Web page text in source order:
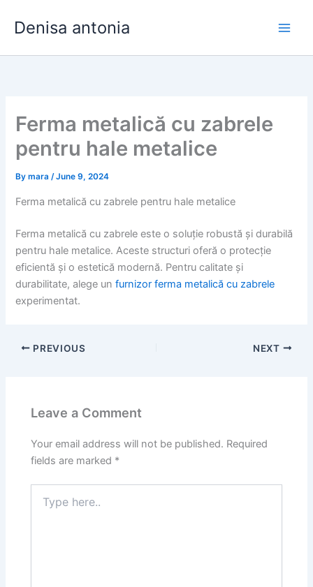
Denisa antonia
Ferma metalică cu zabrele
pentru hale metalice
Bymara/June 9, 2024
Ferma metalică cu zabrele pentru hale metalice
Ferma metalică cu zabrele este o soluție robustă și durabilă
pentru hale metalice. Aceste structuri oferă o protecție
eficientă și o estetică modernă. Pentru calitate și
durabilitate, alege unfurnizor ferma metalică cu zabrele
experimentat.
PREVIOUS NEXT
Leave a Comment
Your email address will not be published. Required
fields are marked *
here..